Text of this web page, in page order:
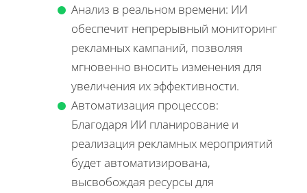
Анализ в реальном времени: ИИ
обеспечит непрерывный мониторинг
рекламных кампаний, позволяя
мгновенно вносить изменения для
увеличения их эффективности.
Автоматизация процессов:
Благодаря ИИ планирование и
реализация рекламных мероприятий
будет автоматизирована,
высвобождая ресурсы для